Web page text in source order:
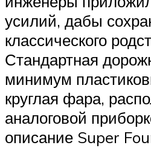
усилий, дабы
классического
Стандартная
минимум
круглая фара,
аналоговой
описание Super